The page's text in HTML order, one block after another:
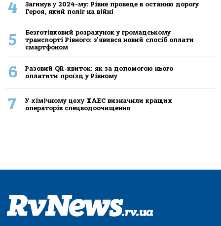
4
Загинув у 2024-му: Рівне проведе в останню дорогу
Героя, який поліг на війні
5
Безготівковий розрахунок у громадському
транспорті Рівного: з'явився новий спосіб оплати
смартфоном
6
Разовий QR-квиток: як за допомогою нього
оплатити проїзд у Рівному
7
У хімічному цеху ХАЕС визначили кращих
операторів спецводоочищення